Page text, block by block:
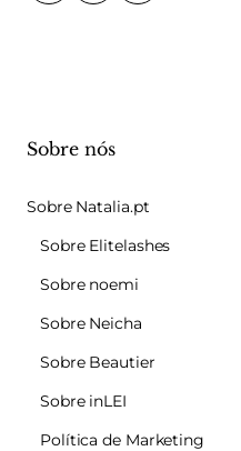
Sobre nós
Sobre Natalia.pt
Sobre Elitelashes
Sobre noemi
Sobre Neicha
Sobre Beautier
Sobre inLEI
Política de Marketing